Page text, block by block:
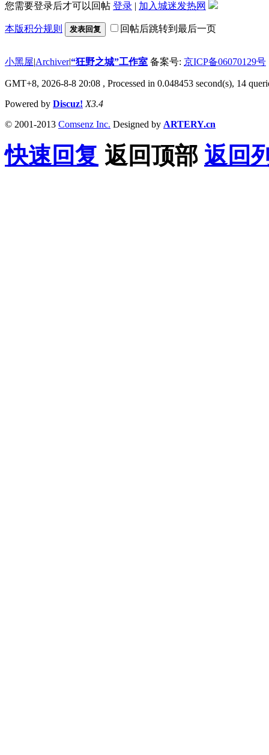
您需要登录后才可以回帖 登录 | 加入城迷发热网
本版积分规则 发表回复 回帖后跳转到最后一页
小黑屋|Archiver|“狂野之城”工作室 备案号: 京ICP备06070129号
GMT+8, 2026-8-8 20:08 , Processed in 0.048453 second(s), 14
Powered by Discuz! X3.4
© 2001-2013 Comsenz Inc. Designed by ARTERY.cn
快速回复 返回顶部 返回